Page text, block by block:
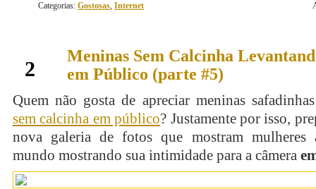
Categorias: Gostosas, Internet
2
Meninas Sem Calcinha
em Público (parte #5)
Quem não gosta de apreciar meninas
sem calcinha em público? Justamente por isso,
nova galeria de fotos que mostram
mundo mostrando sua intimidade para a câmera